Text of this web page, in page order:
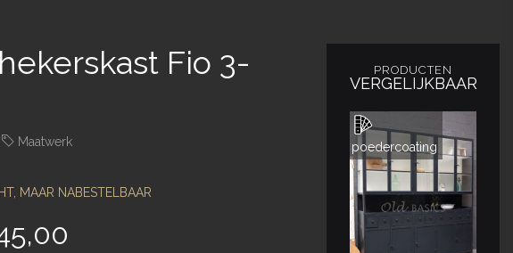
Fio 3-
Maatwerk
MAAR NABESTELBAAR
PRODUCTEN
VERGELIJKBAAR
poedercoating